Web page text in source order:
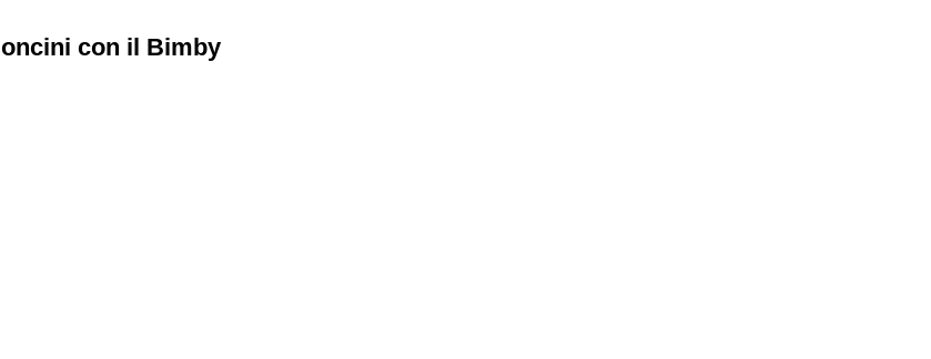
con il Bimby